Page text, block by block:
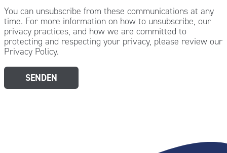
You can unsubscribe from these communications at any
time. For more information on how to unsubscribe, our
privacy practices, and how we are committed to
protecting and respecting your privacy, please review our
Privacy Policy.